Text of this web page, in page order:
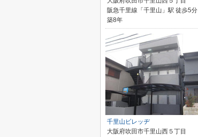
阪急千里線「千里山」駅 徒歩5分
築8年
千里山ビレッヂ
大阪府吹田市千里山西５丁目